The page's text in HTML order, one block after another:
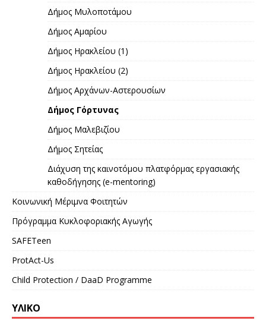
Δήμος Μυλοποτάμου
Δήμος Αμαρίου
Δήμος Ηρακλείου (1)
Δήμος Ηρακλείου (2)
Δήμος Αρχάνων-Αστερουσίων
Δήμος Γόρτυνας
Δήμος Μαλεβιζίου
Δήμος Σητείας
Διάχυση της καινοτόμου πλατφόρμας εργασιακής
καθοδήγησης (e-mentoring)
Κοινωνική Μέριμνα Φοιτητών
Πρόγραμμα Κυκλοφοριακής Αγωγής
SAFETeen
ProtAct-Us
Child Protection / DaaD Programme
ΥΛΙΚΌ